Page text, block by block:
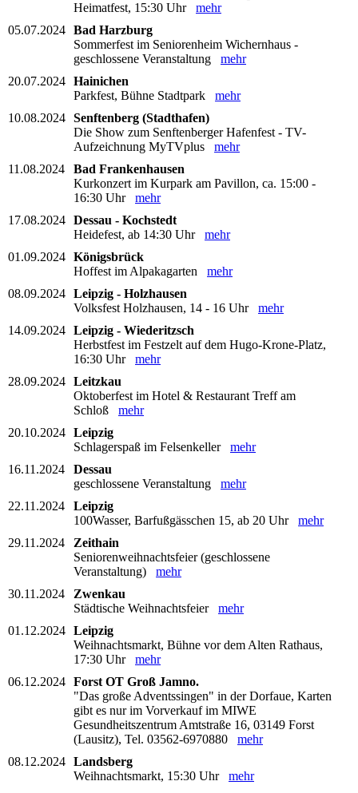
Heimatfest, 15:30 Uhr mehr
05.07.2024 Bad Harzburg
Sommerfest im Seniorenheim Wichernhaus -
geschlossene Veranstaltung mehr
20.07.2024 Hainichen
Parkfest, Bühne Stadtpark mehr
10.08.2024 Senftenberg (Stadthafen)
Die Show zum Senftenberger Hafenfest - TV-
Aufzeichnung MyTVplus mehr
11.08.2024
Bad Frankenhausen
Kurkonzert im Kurpark am Pavillon, ca. 15:00 -
16:30 Uhr mehr
17.08.2024 Dessau - Kochstedt
Heidefest, ab 14:30 Uhr mehr
01.09.2024 Königsbrück
Hoffest im Alpakagarten mehr
08.09.2024 Leipzig - Holzhausen
Volksfest Holzhausen, 14 - 16 Uhr mehr
14.09.2024 Leipzig - Wiederitzsch
Herbstfest im Festzelt auf dem Hugo-Krone-Platz,
16:30 Uhr mehr
28.09.2024 Leitzkau
Oktoberfest im Hotel & Restaurant Treff am
Schloß mehr
20.10.2024 Leipzig
Schlagerspaß im Felsenkeller mehr
16.11.2024
Dessau
geschlossene Veranstaltung mehr
22.11.2024
Leipzig
100Wasser, Barfußgässchen 15, ab 20 Uhr mehr
29.11.2024
Zeithain
Seniorenweihnachtsfeier (geschlossene
Veranstaltung) mehr
30.11.2024
Zwenkau
Städtische Weihnachtsfeier mehr
01.12.2024 Leipzig
Weihnachtsmarkt, Bühne vor dem Alten Rathaus,
17:30 Uhr mehr
06.12.2024 Forst OT Groß Jamno.
"Das große Adventssingen" in der Dorfaue, Karten
gibt es nur im Vorverkauf im MIWE
Gesundheitszentrum Amtstraße 16, 03149 Forst
(Lausitz), Tel. 03562-6970880 mehr
08.12.2024 Landsberg
Weihnachtsmarkt, 15:30 Uhr mehr